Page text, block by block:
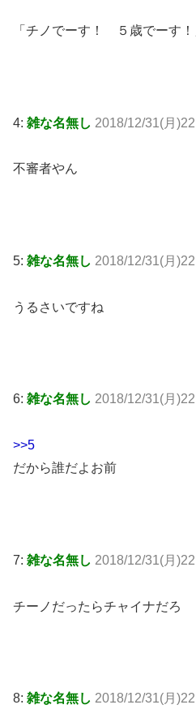
「チノでーす！ ５歳でーす！
4: 雑な名無し 2018/12/31(月
不審者やん
5: 雑な名無し 2018/12/31(月
うるさいですね
6: 雑な名無し 2018/12/31(月
>>5
だから誰だよお前
7: 雑な名無し 2018/12/31(月
チーノだったらチャイナだろ
8: 雑な名無し 2018/12/31(月